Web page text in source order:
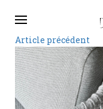
Article précédent